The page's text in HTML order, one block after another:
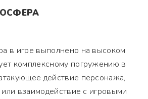
в игре выполнено на высоком
комплексному погружению в
действие персонажа,
или взаимодействие с игровыми